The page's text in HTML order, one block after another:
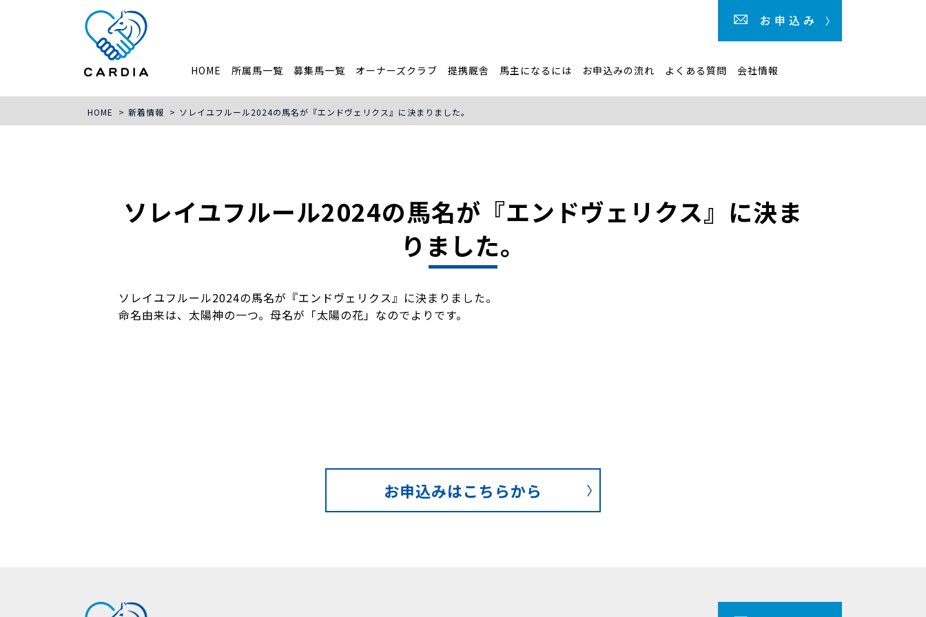
HOME 所属馬一覧 募集馬一覧 オーナーズクラブ 提携厩舎 馬主になるには お申込みの流れ よくある質問 会社情報
HOME > 新着情報 > ソレイユフルール2024の馬名が『エンドヴェリクス』に決まりました。
ソレイユフルール2024の馬名が『エンドヴェリクス』に決ま
りました。
ソレイユフルール2024の馬名が『エンドヴェリクス』に決まりました。
命名由来は、太陽神の一つ。母名が「太陽の花」なのでよりです。
お申込みはこちらから